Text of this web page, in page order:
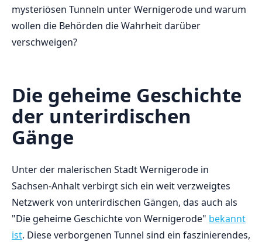
mysteriösen ⁢Tunneln unter Wernigerode und ​warum​
wollen die Behörden die Wahrheit ⁣darüber
verschweigen?
Die geheime Geschichte⁣
der‍ unterirdischen‍
Gänge
Unter der malerischen Stadt ⁤Wernigerode in
Sachsen-Anhalt ‍verbirgt‌ sich​ ein weit verzweigtes
Netzwerk von unterirdischen ‍Gängen, ⁢das auch als
"Die⁤ geheime‌ Geschichte‌ von Wernigerode"‌ bekannt⁤
ist. Diese ‌verborgenen Tunnel sind ein faszinierendes,‍